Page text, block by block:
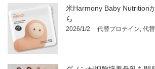
米Harmony Baby Nutrition
ら…
2026/1/2 代替プロテイン 代